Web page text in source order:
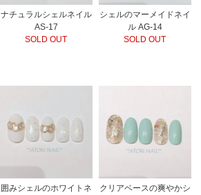
ナチュラルシェルネイル
AS-17
SOLD OUT
シェルのマーメイドネイ
ル AG-14
SOLD OUT
囲みシェルのホワイトネ
クリアベースの爽やかシ